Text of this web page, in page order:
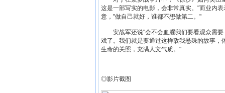
这是一部写实的电影，会非常真实。"而业内
意，"做自己就好，谁都不想做第二。"
安战军还说"会不会血腥我们要看观众需要
戏了。我们就是要通过这样敌我悬殊的故事
生命的关照，充满人文气质。"
◎影片截图